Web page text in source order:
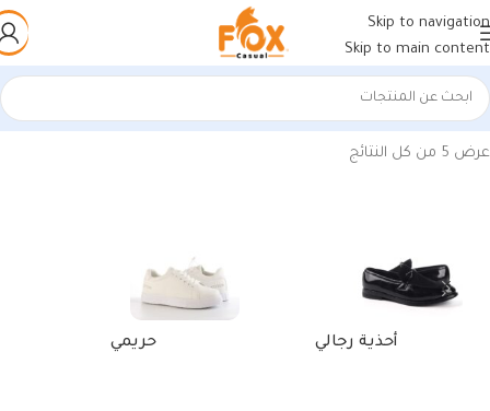
Skip to navigation
Skip to main content
الرئيسية/منتجات تحت الوسم “أحذية رياضية هافان وأبيض”
عرض ⁦5⁩ من كل النتائج
أحذية رجالي حريمي